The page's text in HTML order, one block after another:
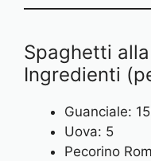
Spaghetti
Ingredienti
Guanciale:
Uova: 5
Pecorino